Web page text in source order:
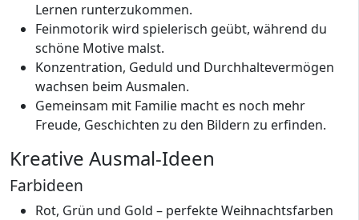
Lernen runterzukommen.
Feinmotorik wird spielerisch geübt, während du
schöne Motive malst.
Konzentration, Geduld und Durchhaltevermögen
wachsen beim Ausmalen.
Gemeinsam mit Familie macht es noch mehr
Freude, Geschichten zu den Bildern zu erfinden.
Kreative Ausmal-Ideen
Farbideen
Rot, Grün und Gold – perfekte Weihnachtsfarben